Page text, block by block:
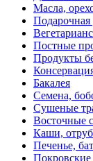
Масла,
Подарочная
Постные
Продукты
Бакалея
Семена,
Сушеные
Восточные
Каши,
Печенье,